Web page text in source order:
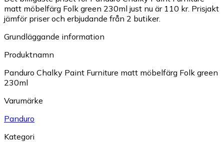
matt möbelfärg Folk green 230ml just nu är 110 kr. Prisjakt
jämför priser och erbjudande från 2 butiker.
Grundläggande information
Produktnamn
Panduro Chalky Paint Furniture matt möbelfärg Folk green
230ml
Varumärke
Panduro
Kategori